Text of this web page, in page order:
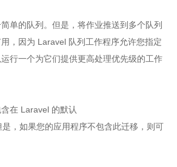
单的队列。但是，将作业推送到多个队列
，因为 Laravel 队列工作程序允许您指定
行一个为它们提供更高处理优先级的工作
在 Laravel 的默认
是，如果您的应用程序不包含此迁移，则可